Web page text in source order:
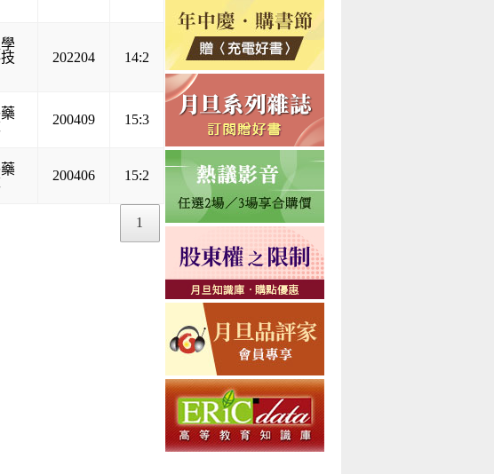
202204 14:2
200409 15:3
200406 15:2
1